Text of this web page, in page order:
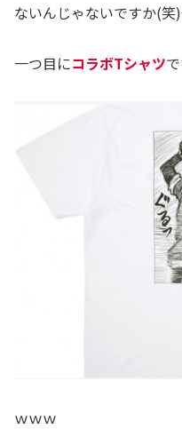
ないんじゃないですか(
一つ目にコラボTシャツ
ｗｗｗ